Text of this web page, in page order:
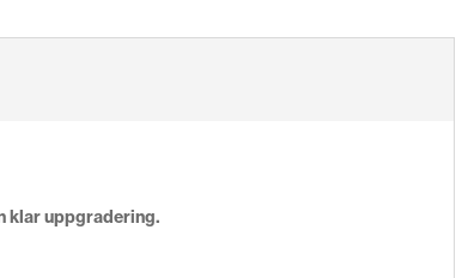
klar uppgradering.